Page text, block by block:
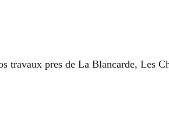
travaux pres de La Blancarde, Les